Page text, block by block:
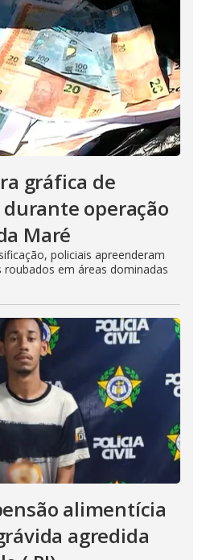
gráfica de
operação
Maré
policiais apreenderam
em áreas dominadas
alimentícia
agredida